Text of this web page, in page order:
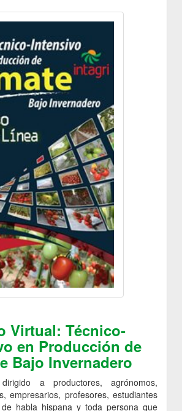
Virtual: Técnico-
en Producción de
Bajo Invernadero
a productores, agrónomos,
empresarios, profesores, estudiantes
habla hispana y toda persona que